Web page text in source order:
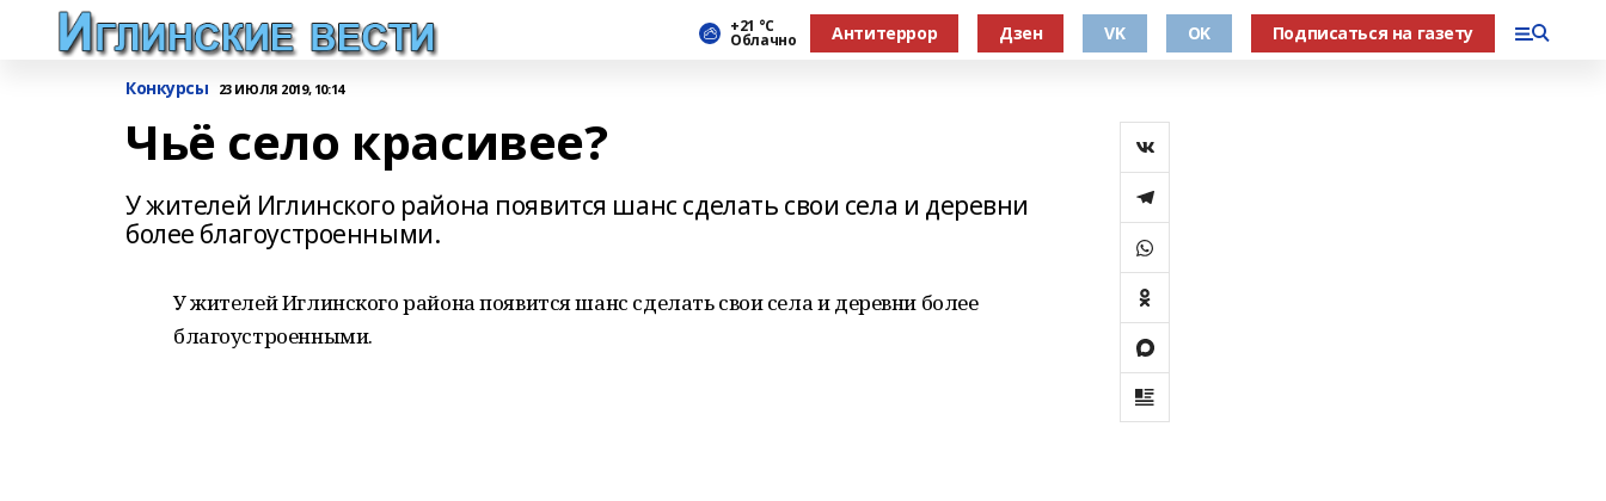
+21 °С
Облачно Антитеррор Дзен VK OK Подписаться на газету
Конкурсы 23 ИЮЛЯ 2019, 10:14
Чьё село красивее?
У жителей Иглинского района появится шанс сделать свои села и деревни
более благоустроенными.
У жителей Иглинского района появится шанс сделать свои села и деревни более
благоустроенными.